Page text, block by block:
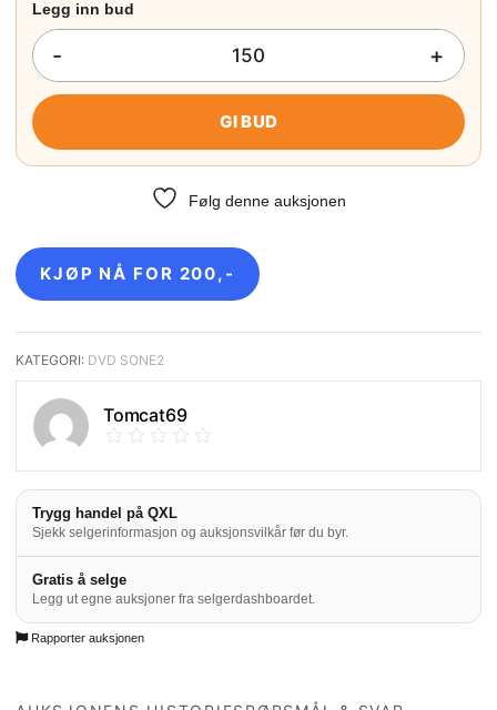
GI BUD
Følg denne auksjonen
ALIEN LEGACY – 4 FILM BOX SET – DVD ANTALL
KJØP NÅ FOR 200,-
KATEGORI: DVD SONE2
Tomcat69
Trygg handel på QXL
Sjekk selgerinformasjon og auksjonsvilkår før du byr.
Gratis å selge
Legg ut egne auksjoner fra selgerdashboardet.
Rapporter auksjonen